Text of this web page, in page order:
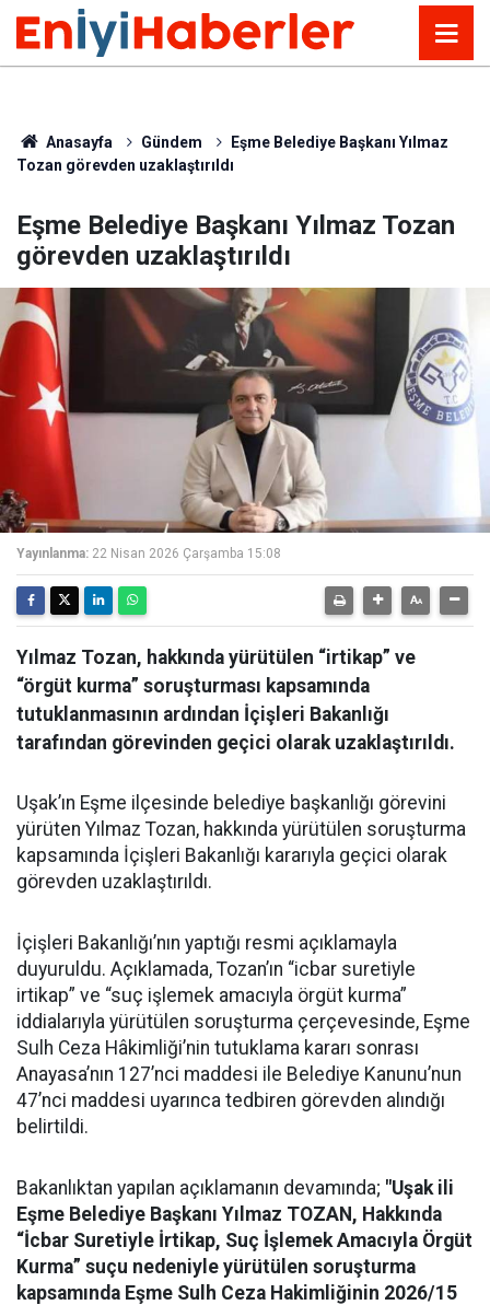
Anasayfa Gündem
Eşme Belediye Başkanı Yılmaz
Tozan görevden uzaklaştırıldı
Eşme Belediye Başkanı Yılmaz Tozan
görevden uzaklaştırıldı
Yayınlanma: 22 Nisan 2026 Çarşamba 15:08
Yılmaz Tozan, hakkında yürütülen “irtikap” ve
“örgüt kurma” soruşturması kapsamında
tutuklanmasının ardından İçişleri Bakanlığı
tarafından görevinden geçici olarak uzaklaştırıldı.
Uşak’ın Eşme ilçesinde belediye başkanlığı görevini
yürüten Yılmaz Tozan, hakkında yürütülen soruşturma
kapsamında İçişleri Bakanlığı kararıyla geçici olarak
görevden uzaklaştırıldı.
İçişleri Bakanlığı’nın yaptığı resmi açıklamayla
duyuruldu. Açıklamada, Tozan’ın “icbar suretiyle
irtikap” ve “suç işlemek amacıyla örgüt kurma”
iddialarıyla yürütülen soruşturma çerçevesinde, Eşme
Sulh Ceza Hâkimliği’nin tutuklama kararı sonrası
Anayasa’nın 127’nci maddesi ile Belediye Kanunu’nun
47’nci maddesi uyarınca tedbiren görevden alındığı
belirtildi.
Bakanlıktan yapılan açıklamanın devamında; "Uşak ili
Eşme Belediye Başkanı Yılmaz TOZAN, Hakkında
“İcbar Suretiyle İrtikap, Suç İşlemek Amacıyla Örgüt
Kurma” suçu nedeniyle yürütülen soruşturma
kapsamında Eşme Sulh Ceza Hakimliğinin 2026/15